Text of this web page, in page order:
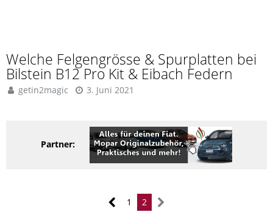
Welche Felgengrösse & Spurplatten bei
Bilstein B12 Pro Kit & Eibach Federn
getin2magic 3. Juni 2021
Partner:
1 2